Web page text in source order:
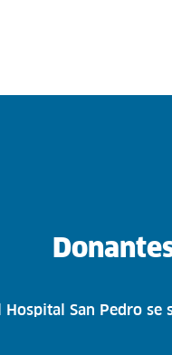
San Pedro